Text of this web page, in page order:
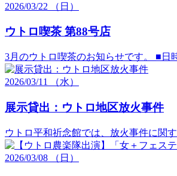
2026/03/22 （日）
ウトロ喫茶 第88号店
3月のウトロ喫茶のお知らせです。 ■日
2026/03/11 （水）
展示貸出：ウトロ地区放火事件
ウトロ平和祈念館では、放火事件に関
2026/03/08 （日）